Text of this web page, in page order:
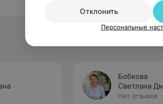
Бобкова
Светлана
Нет отзывов
Отклонить
Персональные